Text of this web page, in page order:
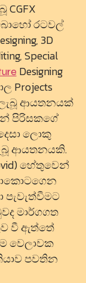
රටවල්
3D
Special
Designing
Projects
ආයතනයක්
පිරිසකගේ
ලොකු
ආයතනයකි.
හේතුවෙන්
පැවැත්වීමට
මාර්ගගත
වී ඇත්තේ
වෙලාවක
පවතින